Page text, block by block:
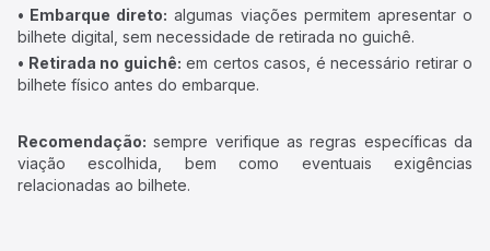
• Embarque direto: algumas viações permitem apresentar o
bilhete digital, sem necessidade de retirada no guichê.
• Retirada no guichê: em certos casos, é necessário retirar o
bilhete físico antes do embarque.
Recomendação: sempre verifique as regras específicas da
viação escolhida, bem como eventuais exigências
relacionadas ao bilhete.